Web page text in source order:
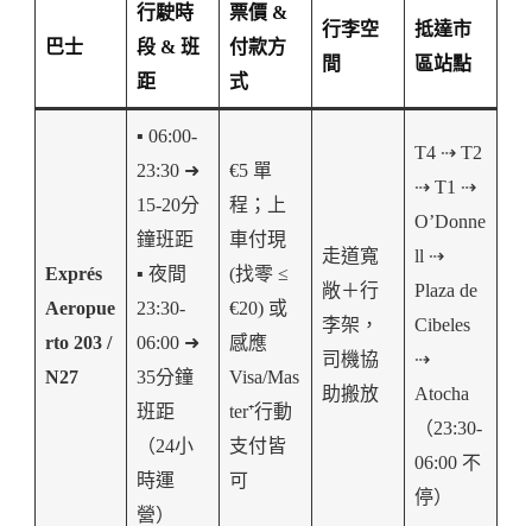
巴士
行駛時
段 & 班
距
票價 &
付款方
式
行李空
間
抵達市
區站點
Exprés
Aeropue
rto 203 /
N27
▪️ 06:00-
23:30 ➜
15-20分
鐘班距
▪️ 夜間
23:30-
06:00 ➜
35分鐘
班距
（24小
時運
營）
€5 單
程；上
車付現
(找零 ≤
€20) 或
感應
Visa/Mas
ter⁺行動
支付皆
可
走道寬
敞＋行
李架，
司機協
助搬放
T4 ⇢ T2
⇢ T1 ⇢
O’Donne
ll ⇢
Plaza de
Cibeles
⇢
Atocha
（23:30-
06:00 不
停）